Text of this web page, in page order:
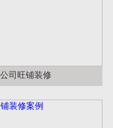
司旺铺装修